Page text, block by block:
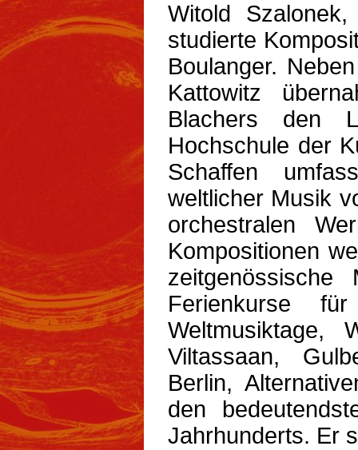
Witold
studierte
Boulanger.
Kattowitz
Blachers den
Hochschule der
Schaffen
weltlicher Musik
orchestralen
Kompositionen
zeitgenössische
Ferienkurse
Weltmusiktage,
Viltassaan,
Berlin,
den
Jahrhunderts. Er